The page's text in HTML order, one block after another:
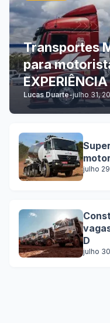
Transportes
para
EXPERIÊNCIA
Lucas Duarte-julho 31,
julho
D
julho